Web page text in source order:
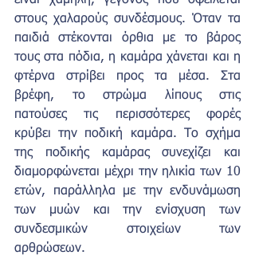
στους χαλαρούς συνδέσμους. Όταν τα
παιδιά στέκονται όρθια με το βάρος
τους στα πόδια, η καμάρα χάνεται και η
φτέρνα στρίβει προς τα μέσα. Στα
βρέφη, το στρώμα λίπους στις
πατούσες τις περισσότερες φορές
κρύβει την ποδική καμάρα. Το σχήμα
της ποδικής καμάρας συνεχίζει και
διαμορφώνεται μέχρι την ηλικία των 10
ετών, παράλληλα με την ενδυνάμωση
των μυών και την ενίσχυση των
συνδεσμικών στοιχείων των
αρθρώσεων.